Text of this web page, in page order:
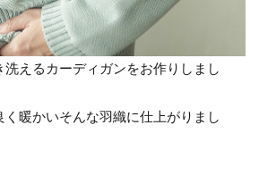
えるカーディガンをお作りしまし
暖かいそんな羽織に仕上がりまし